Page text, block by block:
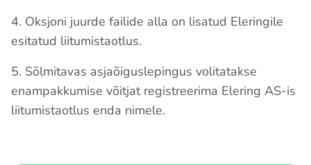
4. Oksjoni juurde failide alla on lisatud Eleringile
esitatud liitumistaotlus.
5. Sõlmitavas asjaõiguslepingus volitatakse
enampakkumise võitjat registreerima Elering AS-is
liitumistaotlus enda nimele.